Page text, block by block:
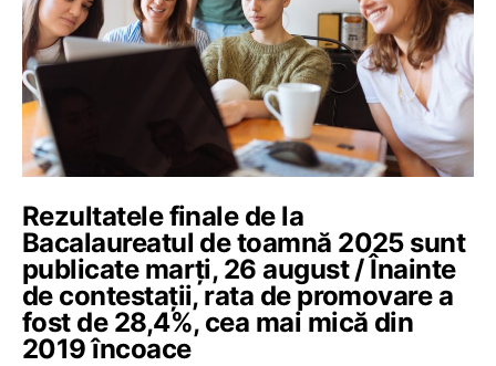
Rezultatele finale de la
Bacalaureatul de toamnă 2025 sunt
publicate marți, 26 august / Înainte
de contestații, rata de promovare a
fost de 28,4%, cea mai mică din
2019 încoace